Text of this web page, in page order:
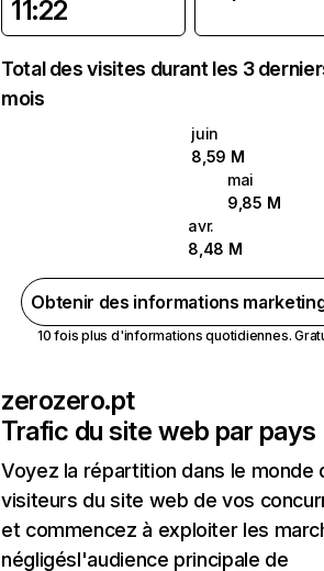
11:22
Total des visites durant les 3
mois
juin
8,59 M
mai
9,85 M
avr.
8,48 M
Obtenir des informations
10 fois plus d'informations quotidiennes.
zerozero.pt
Trafic du site web par pays
Voyez la répartition dans le monde
visiteurs du site web de vos
et commencez à exploiter les
négligésl'audience principale de